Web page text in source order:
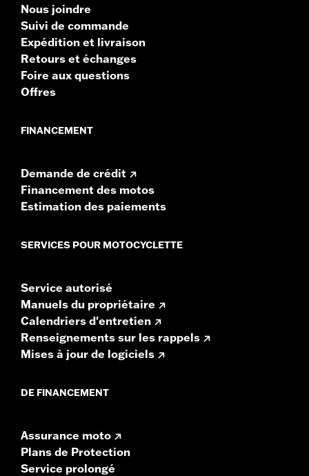
Nous joindre
Suivi de commande
Expédition et livraison
Retours et échanges
Foire aux questions
Offres
FINANCEMENT
Demande de crédit
Financement des motos
Estimation des paiements
SERVICES POUR MOTOCYCLETTE
Service autorisé
Manuels du propriétaire
Calendriers d'entretien
Renseignements sur les rappels
Mises à jour de logiciels
DE FINANCEMENT
Assurance moto
Plans de Protection
Service prolongé